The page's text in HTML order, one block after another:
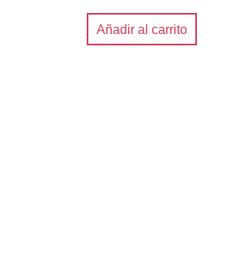
Añadir al carrito